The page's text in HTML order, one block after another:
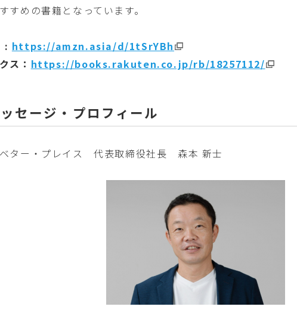
すめの書籍となっています。
: https://amzn.asia/d/1tSrYBh
ス： https://books.rakuten.co.jp/rb/18257112/
セージ・プロフィール
ター・プレイス 代表取締役社長 森本 新士